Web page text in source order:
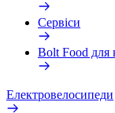
Сервіси
Bolt Food для
Електровелосипеди